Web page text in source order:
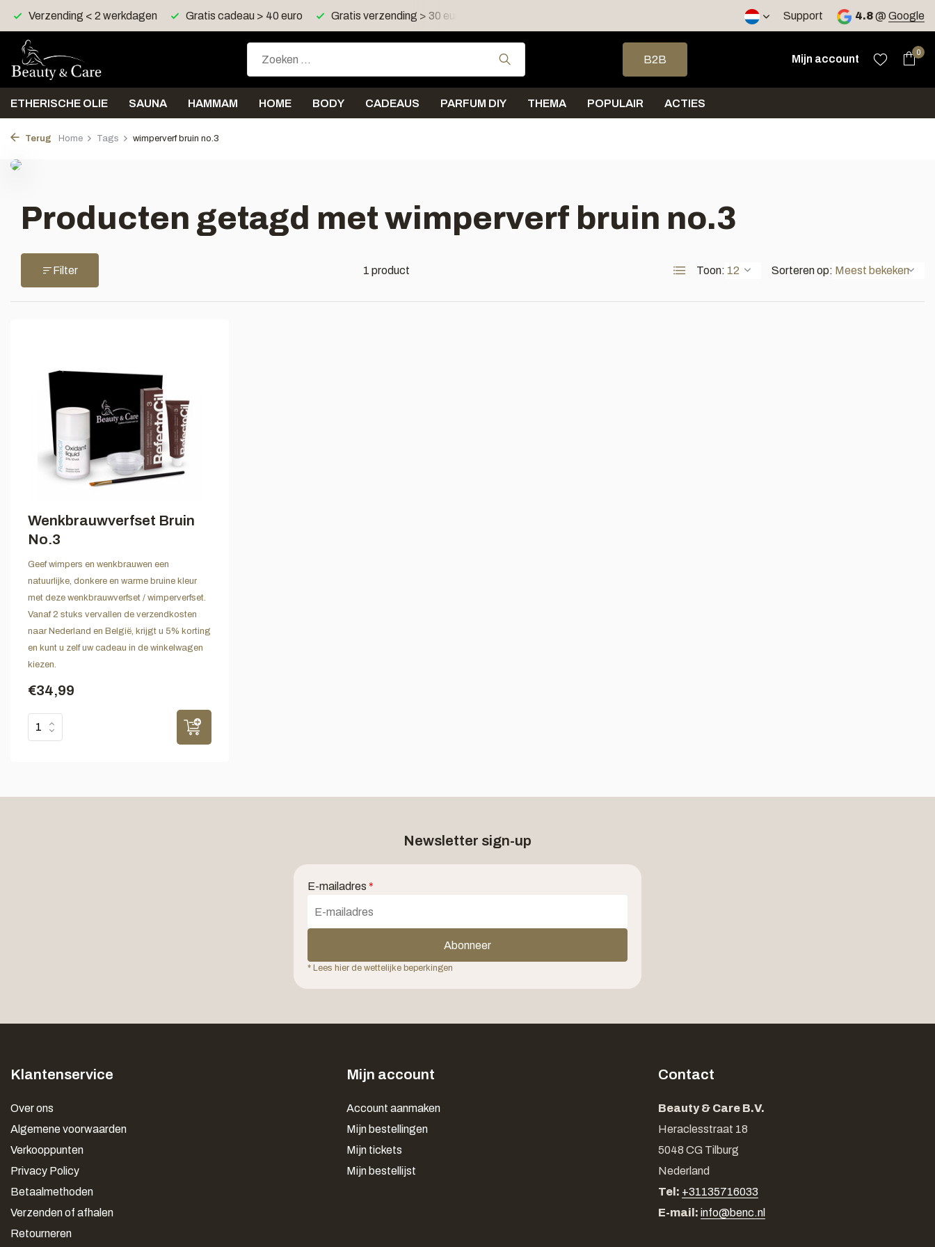
Verzending < 2 werkdagen Gratis cadeau > 40 euro Gratis verzending > 30 euro in NL en BE Support 4.8@ Google
Gebruik de pijltjes op en neer om een beschikbaar resultaat te selecteren. Druk
B2B
Mijn account
0
ETHERISCHE OLIE SAUNA HAMMAM HOME BODY CADEAUS PARFUM DIY THEMA POPULAIR ACTIES
Terug Home Tags wimperverf bruin no.3
Producten getagd met wimperverf bruin no.3
Filter 1 product Toon: Sorteren op:
Wenkbrauwverfset Bruin
No.3
Geef wimpers en wenkbrauwen een
natuurlijke, donkere en warme bruine kleur
met deze wenkbrauwverfset / wimperverfset.
Vanaf 2 stuks vervallen de verzendkosten
naar Nederland en België, krijgt u 5% korting
en kunt u zelf uw cadeau in de winkelwagen
kiezen.
€34,99
Newsletter sign-up
E-mailadres *
Abonneer
* Lees hier de wettelijke beperkingen
Klantenservice
Over ons
Algemene voorwaarden
Verkooppunten
Privacy Policy
Betaalmethoden
Verzenden of afhalen
Retourneren
Mijn account
Account aanmaken
Mijn bestellingen
Mijn tickets
Mijn bestellijst
Contact
Beauty & Care B.V.
Heraclesstraat 18
5048 CG Tilburg
Nederland
Tel: +31135716033
E-mail: info@benc.nl